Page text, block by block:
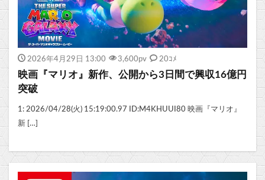
2026年4月29日 13:00 3,600pv 20ｺﾒ
映画『マリオ』新作、公開から3日間で興収16億円
突破
1: 2026/04/28(火) 15:19:00.97 ID:M4KHUUI80 映画『マリオ』
新 […]